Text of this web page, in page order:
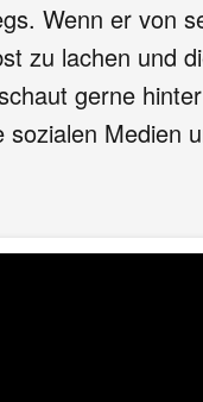
Wenn er von
zu lachen und
gerne